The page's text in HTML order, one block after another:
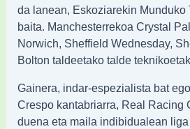
da lanean, Eskoziarekin Munduko
baita. Manchesterrekoa Crystal
Norwich, Sheffield Wednesday,
Bolton taldeetako talde
Gainera, indar-espezialista bat
Crespo kantabriarra, Real Racing
duena eta maila indibidualean